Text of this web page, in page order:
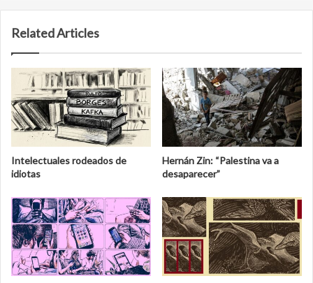
Related Articles
Intelectuales rodeados de
idiotas
Hernán Zin: “Palestina va a
desaparecer”